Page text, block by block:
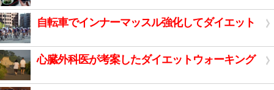
自転車でインナーマッスル強化してダイエット
心臓外科医が考案したダイエットウォーキング